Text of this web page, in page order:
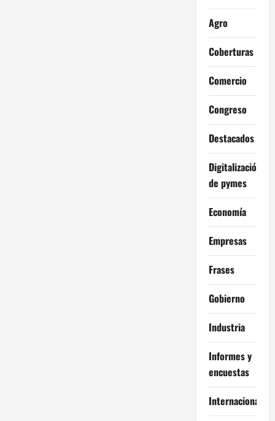
Agro
Coberturas
Comercio
Congreso
Destacados
Digitalización
de pymes
Economía
Empresas
Frases
Gobierno
Industria
Informes y
encuestas
Internacional